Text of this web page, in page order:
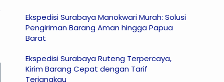
Ekspedisi Surabaya Manokwari Murah: Solusi
Pengiriman Barang Aman hingga Papua
Barat
Ekspedisi Surabaya Ruteng Terpercaya,
Kirim Barang Cepat dengan Tarif
Terjangkau